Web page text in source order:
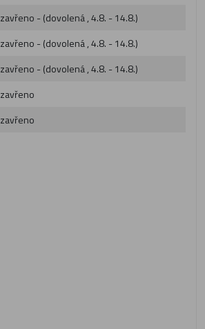
zavřeno - (dovolená , 4.8. - 14.8.)
zavřeno - (dovolená , 4.8. - 14.8.)
zavřeno - (dovolená , 4.8. - 14.8.)
zavřeno
zavřeno